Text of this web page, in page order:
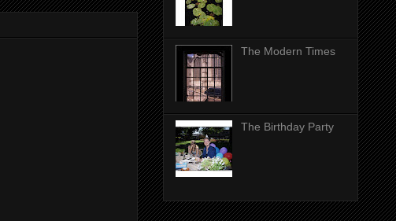
The Modern Times
The Birthday Party